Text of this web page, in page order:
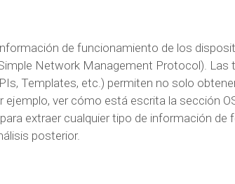
de funcionamiento de los
Network Management Protocol). Las
Templates, etc.) permiten no solo
ver cómo está escrita la sección
extraer cualquier tipo de información de
posterior.